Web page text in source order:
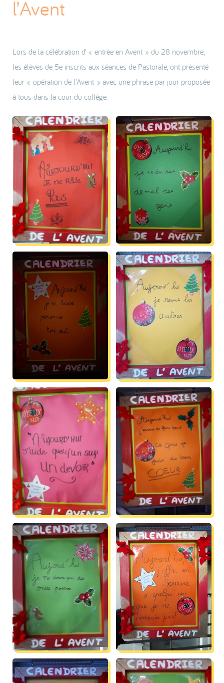
l’Avent
Lors de la célébration d’ « entrée en Avent » du 28 novembre,
les élèves de 5e inscrits aux séances de Pastorale, ont présenté
leur « opération de l’Avent » avec une phrase par jour proposée
à tous dans la cour du collège.